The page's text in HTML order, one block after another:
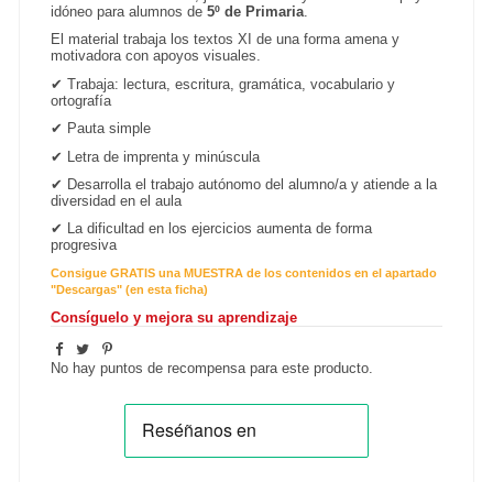
idóneo para alumnos de 5º de Primaria.
El material trabaja los textos XI de una forma amena y
motivadora con apoyos visuales.
✔ Trabaja: lectura, escritura, gramática, vocabulario y
ortografía
✔ Pauta simple
✔ Letra de imprenta y minúscula
✔ Desarrolla el trabajo autónomo del alumno/a y atiende a la
diversidad en el aula
✔ La dificultad en los ejercicios aumenta de forma
progresiva
Consigue GRATIS una MUESTRA de los contenidos en el apartado
"Descargas" (en esta ficha)
Consíguelo y mejora su aprendizaje
No hay puntos de recompensa para este producto.